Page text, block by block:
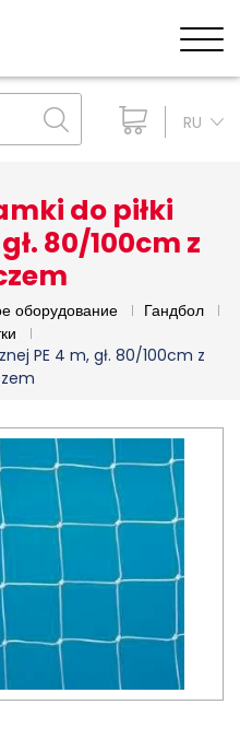
RU
do piłki
80/100cm z
оборудование
Гандбол
PE 4 m, gł. 80/100cm z